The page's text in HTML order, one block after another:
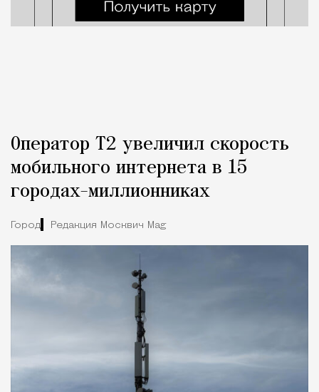
Оператор Т2 увеличил скорость
мобильного интернета в 15
городах-миллионниках
Город Редакция Москвич Mag